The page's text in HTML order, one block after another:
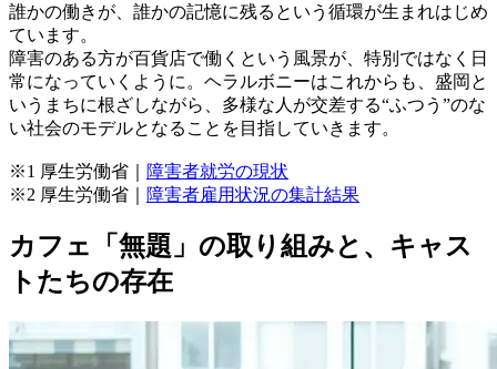
誰かの働きが、誰かの記憶に残るという循環が生まれはじめ
ています。
障害のある方が百貨店で働くという風景が、特別ではなく日
常になっていくように。ヘラルボニーはこれからも、盛岡と
いうまちに根ざしながら、多様な人が交差する“ふつう”のな
い社会のモデルとなることを目指していきます。
※1 厚生労働省｜ 障害者就労の現状
※2 厚生労働省｜ 障害者雇用状況の集計結果
カフェ「無題」の取り組みと、キャス
トたちの存在